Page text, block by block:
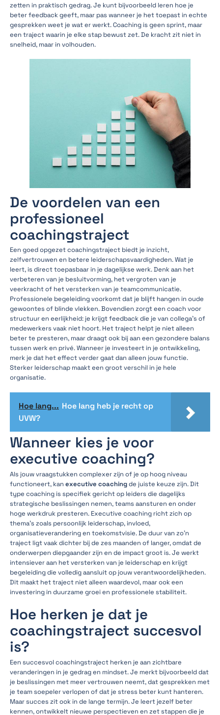
zetten in praktisch gedrag. Je kunt bijvoorbeeld leren hoe je
beter feedback geeft, maar pas wanneer je het toepast in echte
gesprekken weet je wat er werkt. Coaching is geen sprint, maar
een traject waarin je elke stap bewust zet. De kracht zit niet in
snelheid, maar in volhouden.
De voordelen van een
professioneel
coachingstraject
Een goed opgezet coachingstraject biedt je inzicht,
zelfvertrouwen en betere leiderschapsvaardigheden. Wat je
leert, is direct toepasbaar in je dagelijkse werk. Denk aan het
verbeteren van je besluitvorming, het vergroten van je
veerkracht of het versterken van je teamcommunicatie.
Professionele begeleiding voorkomt dat je blijft hangen in oude
gewoontes of blinde vlekken. Bovendien zorgt een coach voor
structuur en eerlijkheid: je krijgt feedback die je van collega’s of
medewerkers vaak niet hoort. Het traject helpt je niet alleen
beter te presteren, maar draagt ook bij aan een gezondere balans
tussen werk en privé. Wanneer je investeert in je ontwikkeling,
merk je dat het effect verder gaat dan alleen jouw functie.
Sterker leiderschap maakt een groot verschil in je hele
organisatie.
Hoe lang... Hoe lang heb je recht op
UVW?
Wanneer kies je voor
executive coaching?
Als jouw vraagstukken complexer zijn of je op hoog niveau
functioneert, kan executive coachingde juiste keuze zijn. Dit
type coaching is specifiek gericht op leiders die dagelijks
strategische beslissingen nemen, teams aansturen en onder
hoge werkdruk presteren. Executive coaching richt zich op
thema’s zoals persoonlijk leiderschap, invloed,
organisatieverandering en toekomstvisie. De duur van zo’n
traject ligt vaak dichter bij de zes maanden of langer, omdat de
onderwerpen diepgaander zijn en de impact groot is. Je werkt
intensiever aan het versterken van je leiderschap en krijgt
begeleiding die volledig aansluit op jouw verantwoordelijkheden.
Dit maakt het traject niet alleen waardevol, maar ook een
investering in duurzame groei en professionele stabiliteit.
Hoe herken je dat je
coachingstraject succesvol
is?
Een succesvol coachingstraject herken je aan zichtbare
veranderingen in je gedrag en mindset. Je merkt bijvoorbeeld dat
je beslissingen met meer vertrouwen neemt, dat gesprekken met
je team soepeler verlopen of dat je stress beter kunt hanteren.
Maar succes zit ook in de lange termijn. Je leert jezelf beter
kennen, ontwikkelt nieuwe perspectieven en zet stappen die je